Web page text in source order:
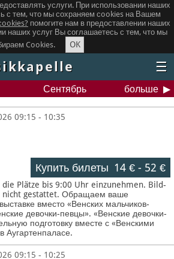
услуги. При использовании наших
с тем, что мы сохраняем сookies на Вашем
помогите нам в предоставлении наших
наших услуг Вы соглашаетесь с тем, что мы
Cookies.
OK
☰
Сентябрь больше
09:15 - 10:35
Купить билеты 14 €- 52 €
Plätze bis 9:00 Uhr einzunehmen. Bild-
nicht gestattet.Обращаем ваше
вместо «Венских мальчиков-
девочки-певцы». «Венские девочки-
подготовку вместе с «Венскими
Аугартенпаласе.
09:15 - 10:25